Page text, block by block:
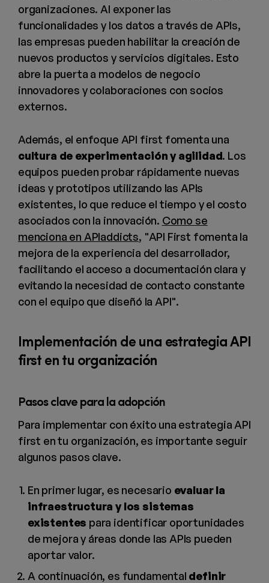
organizaciones. Al exponer las
funcionalidades y los datos a través de APIs,
las empresas pueden habilitar la creación de
nuevos productos y servicios digitales. Esto
abre la puerta a modelos de negocio
innovadores y colaboraciones con socios
externos.
Además, el enfoque API first fomenta una
cultura de experimentación y agilidad. Los
equipos pueden probar rápidamente nuevas
ideas y prototipos utilizando las APIs
existentes, lo que reduce el tiempo y el costo
asociados con la innovación. Como se
menciona en APIaddicts, "API First fomenta la
mejora de la experiencia del desarrollador,
facilitando el acceso a documentación clara y
evitando la necesidad de contacto constante
con el equipo que diseñó la API".
Implementación de una estrategia API
first en tu organización
Pasos clave para la adopción
Para implementar con éxito una estrategia API
first en tu organización, es importante seguir
algunos pasos clave.
En primer lugar, es necesario evaluar la
infraestructura y los sistemas
existentes para identificar oportunidades
de mejora y áreas donde las APIs pueden
aportar valor.
A continuación, es fundamental definir